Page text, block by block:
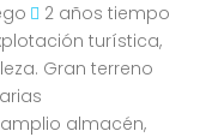
2 años tiempo
turística,
Gran terreno
almacén,